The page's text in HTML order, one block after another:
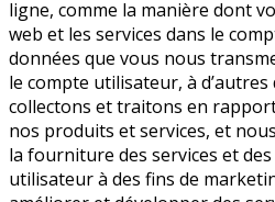
ligne, comme la manière dont
web et les services dans le
données que vous nous
le compte utilisateur, à
collectons et traitons en
nos produits et services, et
la fourniture des services et
utilisateur à des fins de